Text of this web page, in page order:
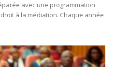
avec une programmation
à la médiation. Chaque année